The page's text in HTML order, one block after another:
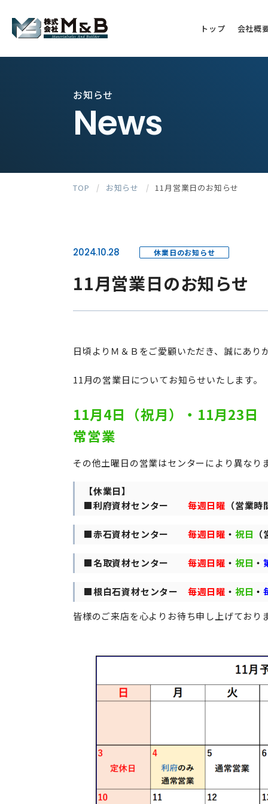
トップ 会社概
お知らせ
News
TOP / お知らせ / 11月営業日のお知らせ
2024.10.28 休業日のお知らせ
11月営業日のお知らせ
日頃よりＭ＆Ｂをご愛顧いただき、誠にあり
11月の営業日についてお知らせいたします。
11月4日（祝月）・11月23
常営業
その他土曜日の営業はセンターにより異なり
【休業日】
■利府資材センター 毎週日曜 （営業
■赤石資材センター 毎週日曜 ・ 祝日
■名取資材センター 毎週日曜 ・ 祝日 ・
■根白石資材センター 毎週日曜 ・ 祝日 ・
皆様のご来店を心よりお待ち申し上げており